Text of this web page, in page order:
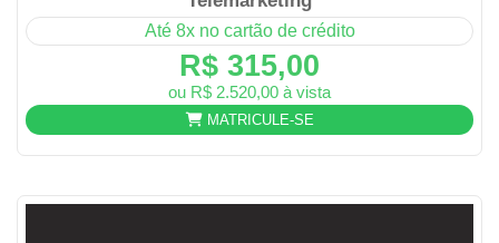
Até 8x no cartão de crédito
R$ 315,00
ou R$ 2.520,00 à vista
MATRICULE-SE